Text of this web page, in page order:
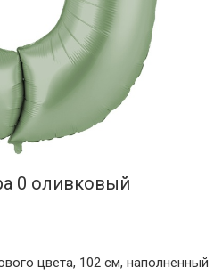
0 оливковый
цвета, 102 см, наполненный